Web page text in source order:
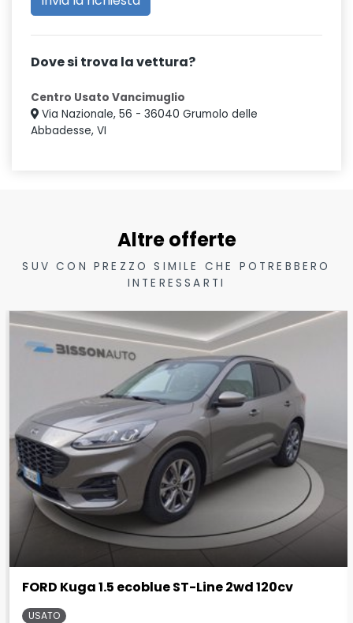
Dove si trova la vettura?
Centro Usato Vancimuglio
Via Nazionale, 56 - 36040 Grumolo delle
Abbadesse, VI
Altre offerte
SUV CON PREZZO SIMILE CHE POTREBBERO
INTERESSARTI
FORD Kuga 1.5 ecoblue ST-Line 2wd 120cv
USATO